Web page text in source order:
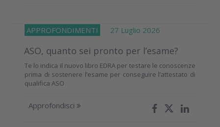
APPROFONDIMENTI 27 Luglio 2026
ASO, quanto sei pronto per l’esame?
Te lo indica il nuovo libro EDRA per testare le conoscenze
prima di sostenere l’esame per conseguire l’attestato di
qualifica ASO
Approfondisci